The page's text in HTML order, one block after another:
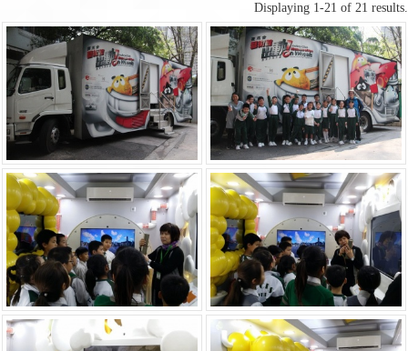
Displaying 1-21 of 21 results.